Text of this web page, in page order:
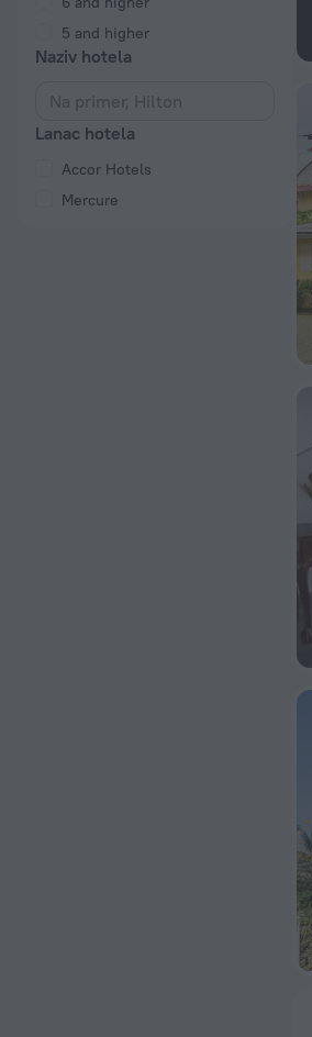
5 and higher
Naziv hotela
Lanac hotela
Accor Hotels
Mercure